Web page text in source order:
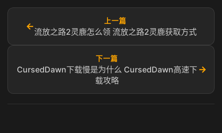
←
上一篇
流放之路2灵鹿怎么领 流放之路2灵鹿获取方式
下一篇
CursedDawn下载慢是为什么 CursedDawn高速下
载攻略
→